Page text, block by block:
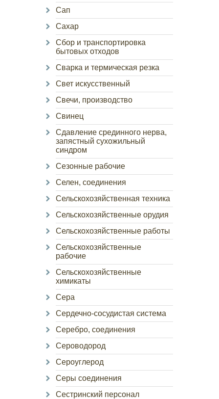
Сап
Сахар
Сбор и транспортировка
бытовых отходов
Сварка и термическая резка
Свет искусственный
Свечи, производство
Свинец
Сдавление срединного нерва,
запястный сухожильный
синдром
Сезонные рабочие
Селен, соединения
Сельскохозяйственная техника
Сельскохозяйственные орудия
Сельскохозяйственные работы
Сельскохозяйственные
рабочие
Сельскохозяйственные
химикаты
Сера
Сердечно-сосудистая система
Серебро, соединения
Сероводород
Сероуглерод
Серы соединения
Сестринский персонал